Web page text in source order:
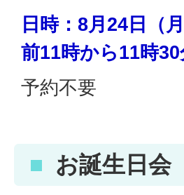
日時：8月24日（
前11時から11時30
予約不要
お誕生日会